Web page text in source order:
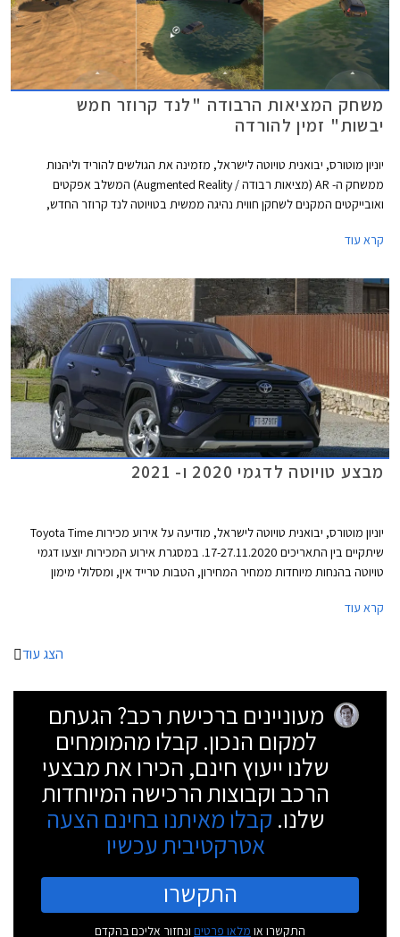
משחק המציאות הרבודה "לנד קרוזר חמש
יבשות" זמין להורדה
יוניון מוטורס, יבואנית טויוטה לישראל, מזמינה את הגולשים להוריד וליהנות
ממשחק ה- AR (מציאות רבודה / Augmented Reality) המשלב אפקטים
ואובייקטים המקנים לשחקן חווית נהיגה ממשית בטויוטה לנד קרוזר החדש,
קרא עוד
מבצע טויוטה לדגמי 2020 ו- 2021
יוניון מוטורס, יבואנית טויוטה לישראל, מודיעה על אירוע מכירות Toyota Time
שיתקיים בין התאריכים 17-27.11.2020. במסגרת אירוע המכירות יוצעו דגמי
טויוטה בהנחות מיוחדות ממחיר המחירון, הטבות טרייד אין, ומסלולי מימון
קרא עוד
הצג עוד
מעוניינים ברכישת רכב? הגעתם
למקום הנכון. קבלו מהמומחים
שלנו ייעוץ חינם, הכירו את מבצעי
הרכב וקבוצות הרכישה המיוחדות
שלנו. קבלו מאיתנו בחינם הצעה
אטרקטיבית עכשיו
התקשרו
התקשרו או מלאו פרטים ונחזור אליכם בהקדם